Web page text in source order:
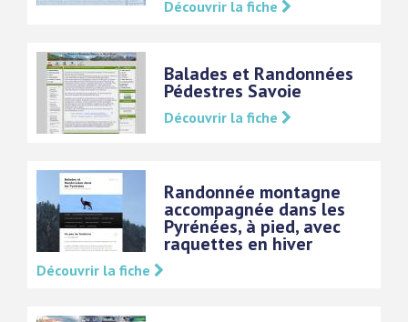
Découvrir la fiche
Balades et Randonnées
Pédestres Savoie
Découvrir la fiche
Randonnée montagne
accompagnée dans les
Pyrénées, à pied, avec
raquettes en hiver
Découvrir la fiche